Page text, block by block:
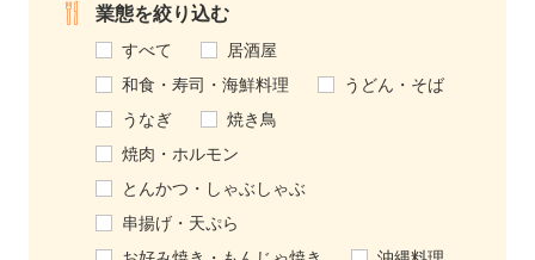
業態を絞り込む
すべて
居酒屋
和食・寿司・海鮮料理
うどん・そば
うなぎ
焼き鳥
焼肉・ホルモン
とんかつ・しゃぶしゃぶ
串揚げ・天ぷら